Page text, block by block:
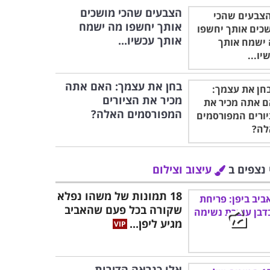
הצבעים שהכי מושכים
אותך יחשפו מה ישמח
אותך עכשיו...
בחן את עצמך: האם אתה
מכיר את הציורים
המפורסמים האלה?
נצפים ב
עיצוב וצילום
18 תמונות של משהו נפלא
שקורה בכל פעם שהאביב
מגיע ליפן...